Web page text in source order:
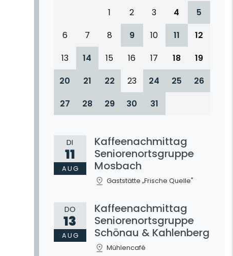
1
2 3 4
5
6
7 8 9 10 11
12
13
14 15 16 17 18
19
20
21 22 23 24 25
26
27
28 29 30 31
DI
11
AUG
Kaffeenachmittag
Seniorenortsgruppe
Mosbach
Gaststätte „Frische Quelle"
DO
13
AUG
Kaffeenachmittag
Seniorenortsgruppe
Schönau & Kahlenberg
Mühlencafé